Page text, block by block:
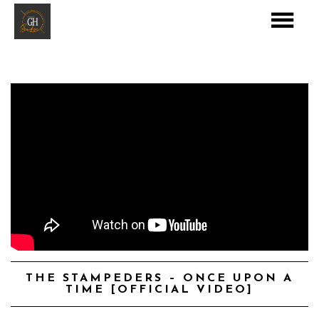
THE STAMPEDERS – ONCE UPON A
TIME [OFFICIAL VIDEO]